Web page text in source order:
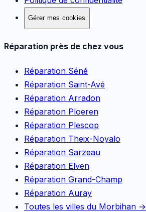
Gérer mes cookies
Réparation près de chez vous
Réparation Séné
Réparation Saint-Avé
Réparation Arradon
Réparation Ploeren
Réparation Plescop
Réparation Theix-Noyalo
Réparation Sarzeau
Réparation Elven
Réparation Grand-Champ
Réparation Auray
Toutes les villes du Morbihan →